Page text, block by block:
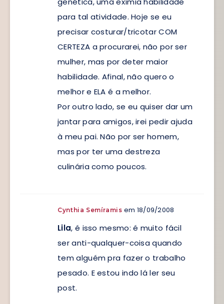
para tal atividade. Hoje se eu
precisar costurar/tricotar COM
CERTEZA a procurarei, não por ser
mulher, mas por deter maior
habilidade. Afinal, não quero o
melhor e ELA é a melhor.
Por outro lado, se eu quiser dar um
jantar para amigos, irei pedir ajuda
à meu pai. Não por ser homem,
mas por ter uma destreza
culinária como poucos.
Cynthia Semíramis em 18/09/2008
Lila, é isso mesmo: é muito fácil
ser anti-qualquer-coisa quando
tem alguém pra fazer o trabalho
pesado. E estou indo lá ler seu
post.